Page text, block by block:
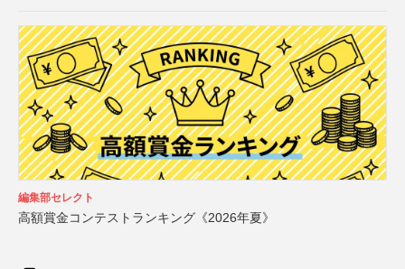
編集部セレクト
高額賞金コンテストランキング《2026年夏》